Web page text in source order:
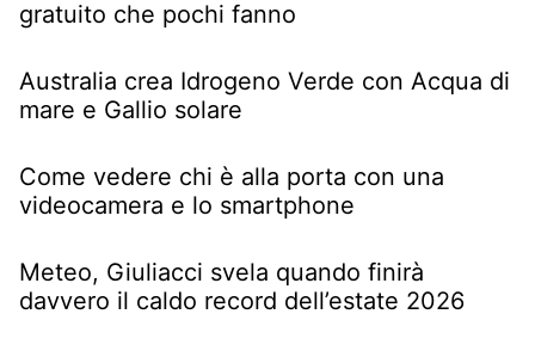
gratuito che pochi fanno
Australia crea Idrogeno Verde con Acqua di
mare e Gallio solare
Come vedere chi è alla porta con una
videocamera e lo smartphone
Meteo, Giuliacci svela quando finirà
davvero il caldo record dell’estate 2026